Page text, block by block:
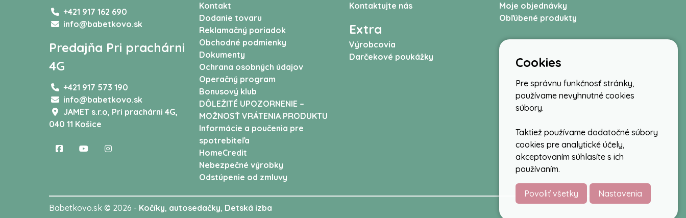
+421 917 162 690
info@babetkovo.sk
Predajňa Pri prachárni
4G
+421 917 573 190
info@babetkovo.sk
JAMET s.r.o, Pri prachárni 4G,
040 11 Košice
Kontakt
Dodanie tovaru
Reklamačný poriadok
Obchodné podmienky
Dokumenty
Ochrana osobných údajov
Operačný program
Bonusový klub
DÔLEŽITÉ UPOZORNENIE –
MOŽNOSŤ VRÁTENIA PRODUKTU
Informácie a poučenia pre
spotrebiteľa
HomeCredit
Nebezpečné výrobky
Odstúpenie od zmluvy
Kontaktujte nás
Extra
Výrobcovia
Darčekové poukážky
Moje objednávky
Obľúbené produkty
Babetkovo.sk © 2026 - Kočíky, autosedačky, Detská izba
Cookies
Pre správnu funkčnosť stránky,
používame nevyhnutné cookies
súbory.
Taktiež používame dodatočné súbory
cookies pre analytické účely,
akceptovaním súhlasíte s ich
používaním.
Povoliť všetky Nastavenia